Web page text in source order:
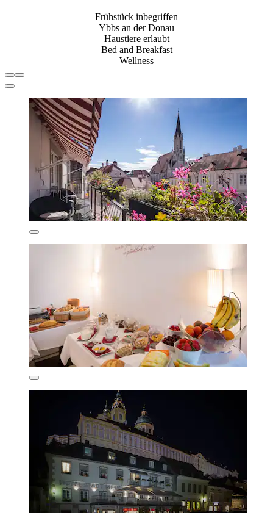
Frühstück inbegriffen
Ybbs an der Donau
Haustiere erlaubt
Bed and Breakfast
Wellness